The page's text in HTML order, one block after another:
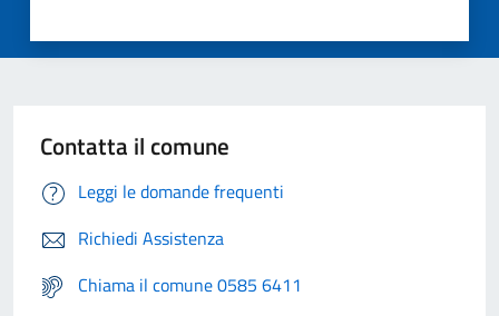
Contatta il comune
Leggi le domande frequenti
Richiedi Assistenza
Chiama il comune 0585 6411